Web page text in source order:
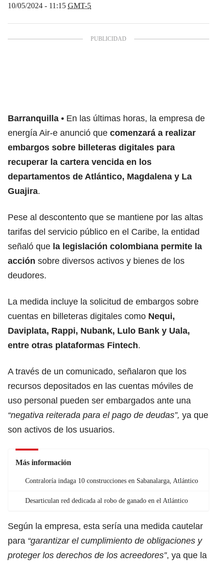
10/05/2024 - 11:15 GMT-5
Barranquilla
En las últimas horas, la empresa de
energía Air-e anunció que comenzará a realizar
embargos sobre billeteras digitales para
recuperar la cartera vencida en los
departamentos de Atlántico, Magdalena y La
Guajira.
Pese al descontento que se mantiene por las altas
tarifas del servicio público en el Caribe, la entidad
señaló que la legislación colombiana permite la
acción sobre diversos activos y bienes de los
deudores.
La medida incluye la solicitud de embargos sobre
cuentas en billeteras digitales como Nequi,
Daviplata, Rappi, Nubank, Lulo Bank y Uala,
entre otras plataformas Fintech.
A través de un comunicado, señalaron que los
recursos depositados en las cuentas móviles de
uso personal pueden ser embargados ante una
“negativa reiterada para el pago de deudas”, ya que
son activos de los usuarios.
Más información
Contraloría indaga 10 construcciones en Sabanalarga, Atlántico
Desarticulan red dedicada al robo de ganado en el Atlántico
Según la empresa, esta sería una medida cautelar
para “garantizar el cumplimiento de obligaciones y
proteger los derechos de los acreedores”, ya que la